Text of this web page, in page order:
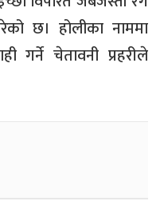
छ। होलीका नाममा
गर्ने चेतावनी प्रहरीले